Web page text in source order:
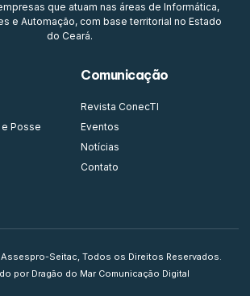
que atuam nas áreas de Informática,
e Automação, com base territorial no Estado
do Ceará.
Posse
Comunicação
Revista ConecTI
Eventos
Notícias
Contato
Seitac, Todos os Direitos Reservados.
por Dragão do Mar Comunicação Digital